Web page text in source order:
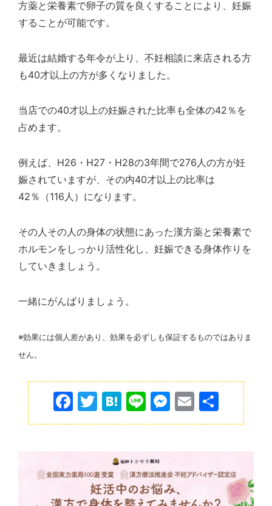
方薬と栄養素で卵子の質を良くすることにより、妊娠
することが可能です。
最近は結婚する年令が上り、不妊相談に来店される方
も40才以上の方が多くなりました。
当店での40才以上の妊娠された比率も全体の42％を
占めます。
例えば、H26・H27・H28の3年間で276人の方が妊
娠されていますが、その内40才以上の比率は
42％（116人）になります。
その人その人の身体の状態にあった漢方薬と栄養素で
ホルモンをしっかり活性化し、妊娠できる身体作りを
していきましょう。
一緒にがんばりましょう。
※効果には個人差があり、効果を必ずしも保証するものではありま
せん。
F
a
b
o
T
w
er
H
at
n
a
Li
n
M
e
s
e
n
E
m 有